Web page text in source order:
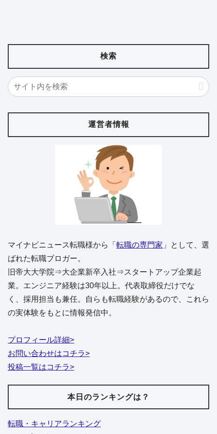
検索
運営者情報
マイナビニュース転職様から「 転職の専門家 」として、選
ばれた転職ブロガー。
旧帝大大学院⇒大企業新卒入社⇒スタートアップ企業起
業。エンジニア経験は30年以上。代表取締役だけでな
く、採用担当も兼任。自らも転職経験があるので、これら
の実体験をもとに情報発信中。
プロフィール詳細>
お問い合わせはコチラ>
投稿一覧はコチラ>
本日のランキングは？
転職・キャリアランキング